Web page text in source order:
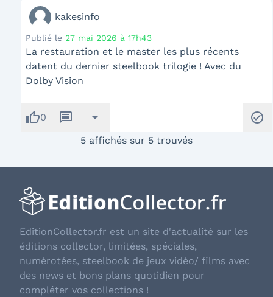
kakesinfo
Publié le 27 mai 2026 à 17h43
La restauration et le master les plus récents
datent du dernier steelbook trilogie ! Avec du
Dolby Vision
thumb_up0 message arrow_drop_down check_circle
5 affichés sur 5 trouvés
EditionCollector.fr est un site d'actualité sur les
éditions collector, limitées, spéciales,
numérotées, steelbook de jeux vidéo/ films avec
des news et bons plans quotidien pour
compléter vos collections !